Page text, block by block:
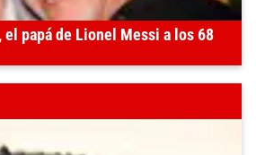
papá de Lionel Messi a los 68